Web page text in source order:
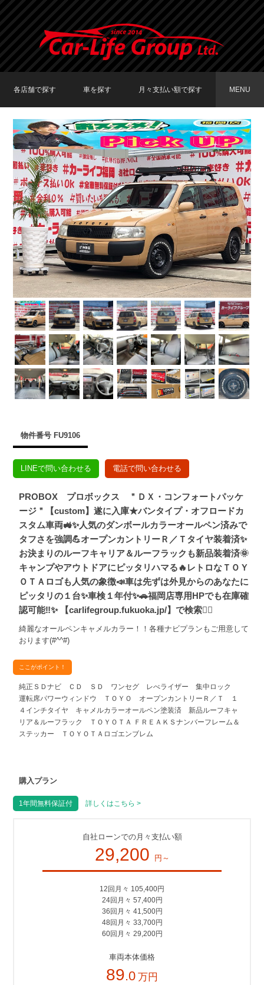
各店舗で探す
TOKYO店在庫車両
大阪店在庫車両
福岡店在庫車両
車を探す
車種で探す
メーカーで探す
月々支払い額で探す
〜19,999円
20,000円〜29,999円
30,000円〜39,999円
40,000円〜49,999円
50,000円〜
MENU
物件番号 FU9106
LINEで問い合わせる 電話で問い合わせる
PROBOX プロボックス ＂ＤＸ・コンフォートパッケ
ージ＂【custom】遂に入庫★バンタイプ・オフロードカ
スタム車両🚜✨人気のダンボールカラーオールペン済みで
タフさを強調💪オープンカントリーＲ／Ｔタイヤ装着済✨
お決まりのルーフキャリア＆ルーフラックも新品装着済🌞
キャンプやアウトドアにピッタリハマる🔥レトロなＴＯＹ
ＯＴＡロゴも人気の象徴📣車は先ずは外見からのあなたに
ピッタリの１台✨車検１年付✨🚗福岡店専用HPでも在庫確
認可能‼✨ 【carlifegroup.fukuoka.jp/】で検索🕵️‍♂️
綺麗なオールペンキャメルカラー！！各種ナビプランもご用意して
おります(#^^#)
ここがポイント！
純正ＳＤナビ ＣＤ ＳＤ ワンセグ レべライザー 集中ロック
運転席パワーウィンドウ ＴＯＹＯ オープンカントリーＲ／Ｔ １
４インチタイヤ キャメルカラーオールペン塗装済 新品ルーフキャ
リア＆ルーフラック ＴＯＹＯＴＡ ＦＲＥＡＫＳナンバーフレーム＆
ステッカー ＴＯＹＯＴＡロゴエンブレム
購入プラン
1年間無料保証付 詳しくはこちら >
自社ローンでの月々支払い額
29,200 円～
12回月々 105,400円
24回月々 57,400円
36回月々 41,500円
48回月々 33,700円
60回月々 29,200円
車両本体価格
89.0 万円